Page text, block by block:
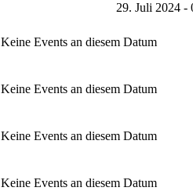
29. Juli 2024 -
Keine Events an diesem Datum
Keine Events an diesem Datum
Keine Events an diesem Datum
Keine Events an diesem Datum